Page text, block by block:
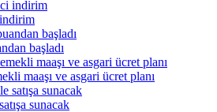
başladı
maaşı ve asgari ücret planı
sunacak